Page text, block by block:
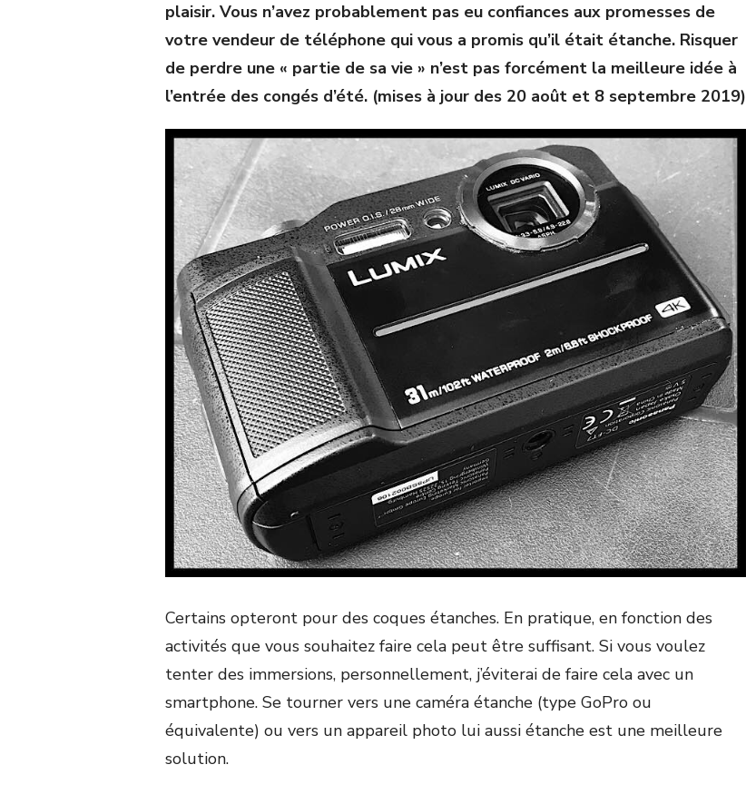
plaisir. Vous n’avez probablement pas eu confiances aux promesses de
votre vendeur de téléphone qui vous a promis qu’il était étanche. Risquer
de perdre une « partie de sa vie » n’est pas forcément la meilleure idée à
l’entrée des congés d’été. (mises à jour des 20 août et 8 septembre 2019)
Certains opteront pour des coques étanches. En pratique, en fonction des
activités que vous souhaitez faire cela peut être suffisant. Si vous voulez
tenter des immersions, personnellement, j’éviterai de faire cela avec un
smartphone. Se tourner vers une caméra étanche (type GoPro ou
équivalente) ou vers un appareil photo lui aussi étanche est une meilleure
solution.